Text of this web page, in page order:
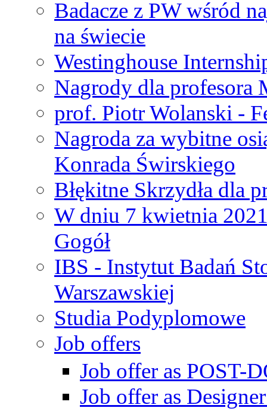
Badacze z PW wśród
na świecie
Westinghouse
Nagrody dla profesora
prof. Piotr Wolanski -
Nagroda za wybitne
Konrada Świrskiego
Błękitne Skrzydła dla
W dniu 7 kwietnia
Gogół
IBS - Instytut Badań
Warszawskiej
Studia Podyplomowe
Job offers
Job offer as POST-
Job offer as